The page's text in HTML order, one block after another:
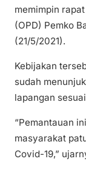
memimpin
(OPD) Pemko
(21/5/2021).
Kebijakan
sudah
lapangan
“Pemantauan
masyarakat
Covid-19,”